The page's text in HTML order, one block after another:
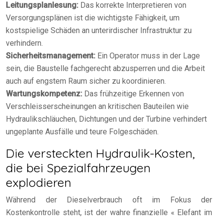
Leitungsplanlesung: Das korrekte Interpretieren von
Versorgungsplänen ist die wichtigste Fähigkeit, um
kostspielige Schäden an unterirdischer Infrastruktur zu
verhindern.
Sicherheitsmanagement: Ein Operator muss in der Lage
sein, die Baustelle fachgerecht abzusperren und die Arbeit
auch auf engstem Raum sicher zu koordinieren.
Wartungskompetenz: Das frühzeitige Erkennen von
Verschleisserscheinungen an kritischen Bauteilen wie
Hydraulikschläuchen, Dichtungen und der Turbine verhindert
ungeplante Ausfälle und teure Folgeschäden.
Die versteckten Hydraulik-Kosten,
die bei Spezialfahrzeugen
explodieren
Während der Dieselverbrauch oft im Fokus der
Kostenkontrolle steht, ist der wahre finanzielle « Elefant im